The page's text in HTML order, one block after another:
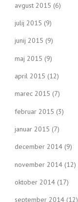
avgust 2015 (6)
julij 2015 (9)
junij 2015 (9)
maj 2015 (9)
april 2015 (12)
marec 2015 (7)
februar 2015 (3)
januar 2015 (7)
december 2014 (9)
november 2014 (12)
oktober 2014 (17)
september 2014 (12)